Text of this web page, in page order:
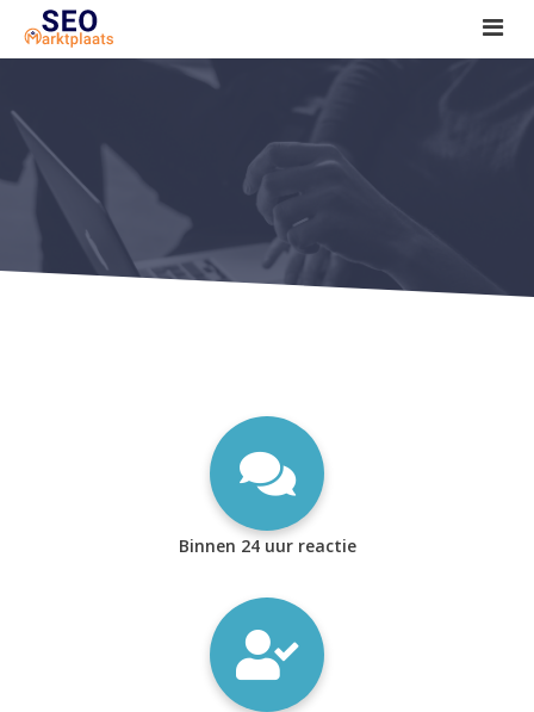
SEO tools reviews
Marketeer bij jou in de buurt?
Offerte
1. Seo voor beginners +
2. Onderzoeken +
Binnen 24 uur reactie